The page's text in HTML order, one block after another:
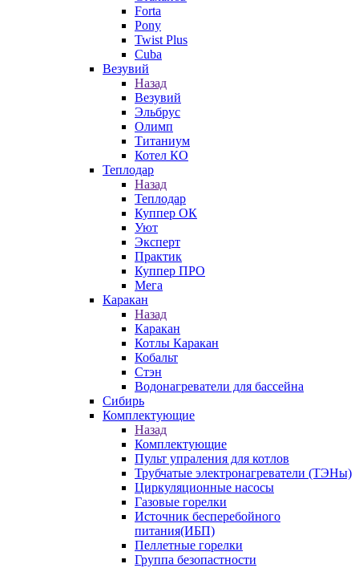
Forta
Pony
Twist Plus
Cuba
Везувий
Назад
Везувий
Эльбрус
Олимп
Титаниум
Котел КО
Теплодар
Назад
Теплодар
Куппер ОК
Уют
Эксперт
Практик
Куппер ПРО
Мега
Каракан
Назад
Каракан
Котлы Каракан
Кобальт
Стэн
Водонагреватели для бассейна
Сибирь
Комплектующие
Назад
Комплектующие
Пульт упраления для котлов
Трубчатые электронагреватели (ТЭНы)
Циркуляционные насосы
Газовые горелки
Источник бесперебойного
питания(ИБП)
Пеллетные горелки
Группа безопастности